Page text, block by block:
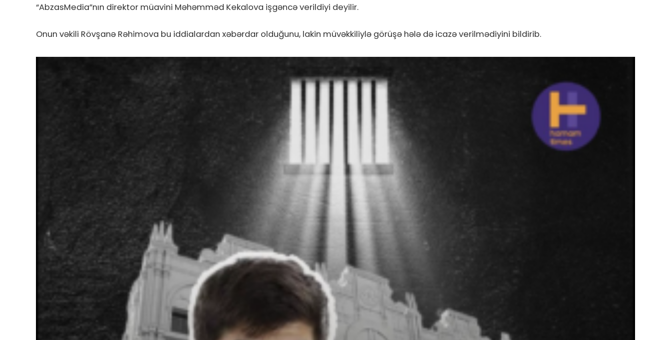
“AbzasMedia”nın direktor müavini Məhəmməd Kekalova işgəncə verildiyi deyilir.
Onun vəkili Rövşanə Rəhimova bu iddialardan xəbərdar olduğunu, lakin müvəkkiliylə görüşə hələ də icazə verilmədiyini bildirib.